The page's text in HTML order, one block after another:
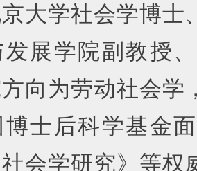
大学社会学博
展学院副教授
向为劳动社会学
博士后科学基金
会学研究》等权